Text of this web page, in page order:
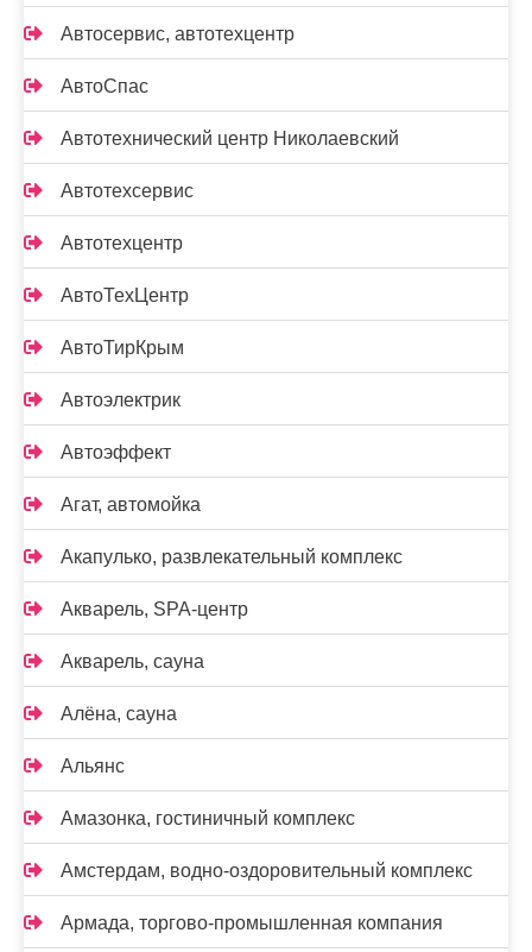
Автосервис, автотехцентр
АвтоСпас
Автотехнический центр Николаевский
Автотехсервис
Автотехцентр
АвтоТехЦентр
АвтоТирКрым
Автоэлектрик
Автоэффект
Агат, автомойка
Акапулько, развлекательный комплекс
Акварель, SPA-центр
Акварель, сауна
Алёна, сауна
Альянс
Амазонка, гостиничный комплекс
Амстердам, водно-оздоровительный комплекс
Армада, торгово-промышленная компания